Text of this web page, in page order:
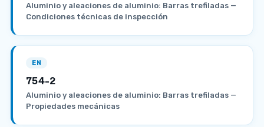
Aluminio y aleaciones de aluminio: Barras trefiladas —
Condiciones técnicas de inspección
EN
754-2
Aluminio y aleaciones de aluminio: Barras trefiladas —
Propiedades mecánicas